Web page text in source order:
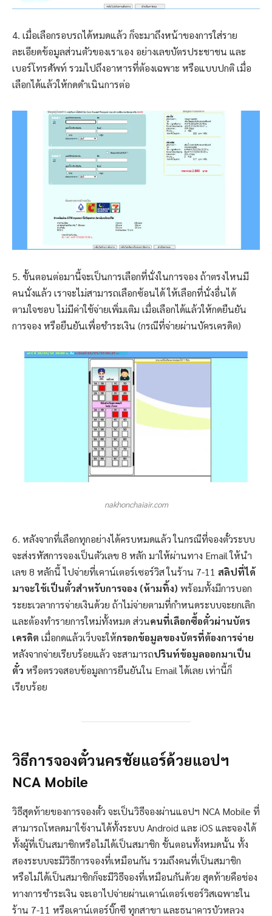
4. เมื่อเลือกรอบรถได้หมดแล้ว ก็จะมาถึงหน้าของการใส่ราย
ละเอียดข้อมูลส่วนตัวของเราเอง อย่างเลขบัตรประชาชน และ
เบอร์โทรศัพท์ รวมไปถึงอาหารที่ต้องเฉพาะ หรือแบบปกติ เมื่อ
เลือกได้แล้วให้กดดำเนินการต่อ
5. ขั้นตอนต่อมานี้จะเป็นการเลือกที่นั่งในการจอง ถ้าตรงไหนมี
คนนั่งแล้ว เราจะไม่สามารถเลือกซ้อนได้ ให้เลือกที่นั่งอื่นได้
ตามใจชอบ ไม่มีค่าใช้จ่ายเพิ่มเติม เมื่อเลือกได้แล้วให้กดยืนยัน
การจอง หรือยืนยันเพื่อชำระเงิน (กรณีที่จ่ายผ่านบัครเครดิต)
nakhonchaiair.com
6. หลังจากที่เลือกทุกอย่างได้ครบหมดแล้ว ในกรณีที่จองตั๋วระบบ
จะส่งรหัสการจองเป็นตัวเลข 8 หลัก มาให้ผ่านทาง Email ให้นำ
เลข 8 หลักนี้ ไปจ่ายที่เคาน์เตอร์เซอร์วิส ในร้าน 7-11 สลิปที่ได้
มาจะใช้เป็นตั๋วสำหรับการจอง (ห้ามทิ้ง) พร้อมทั้งมีการบอก
ระยะเวลาการจ่ายเงินด้วย ถ้าไม่จ่ายตามที่กำหนดระบบจะยกเลิก
และต้องทำรายการใหม่ทั้งหมด ส่วนคนที่เลือกซื้อตั๋วผ่านบัตร
เครดิต เมื่อกดแล้วเว็บจะให้กรอกข้อมูลของบัตรที่ต้องการจ่าย
หลังจากจ่ายเรียบร้อยแล้ว จะสามารถปรินท์ข้อมูลออกมาเป็น
ตั๋ว หรือตรวจสอบข้อมูลการยืนยันใน Email ได้เลย เท่านี้ก็
เรียบร้อย
วิธีการจองตั๋วนครชัยแอร์ด้วยแอปฯ
NCA Mobile
วิธีสุดท้ายของการจองตั๋ว จะเป็นวิธีจองผ่านแอปฯ NCA Mobile ที่
สามารถโหลดมาใช้งานได้ทั้งระบบ Android และ iOS และจองได้
ทั้งผู้ที่เป็นสมาชิกหรือไม่ได้เป็นสมาชิก ขั้นตอนทั้งหมดนั้น ทั้ง
สองระบบจะมีวิธีการจองที่เหมือนกัน รวมถึงคนที่เป็นสมาชิก
หรือไม่ได้เป็นสมาชิกก็จะมีวิธีจองที่เหมือนกันด้วย สุดท้ายคือช่อง
ทางการชำระเงิน จะเอาไปจ่ายผ่านเคาน์เตอร์เซอร์วิสเฉพาะใน
ร้าน 7-11 หรือเคาน์เตอร์บิ๊กซี ทุกสาขา และธนาคารบัวหลวง